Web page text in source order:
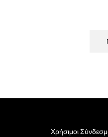
Χρήσιμοι